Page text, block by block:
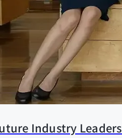
Industry Leaders